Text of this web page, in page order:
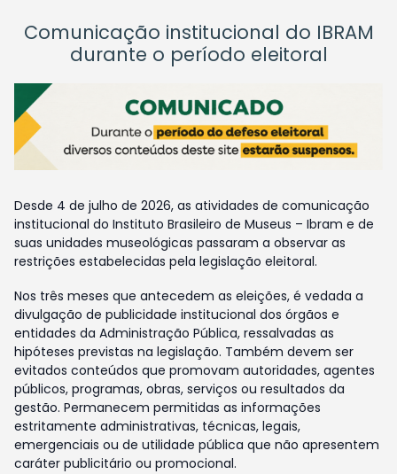
Comunicação institucional do IBRAM
durante o período eleitoral
Desde 4 de julho de 2026, as atividades de comunicação
institucional do Instituto Brasileiro de Museus – Ibram e de
suas unidades museológicas passaram a observar as
restrições estabelecidas pela legislação eleitoral.
Nos três meses que antecedem as eleições, é vedada a
divulgação de publicidade institucional dos órgãos e
entidades da Administração Pública, ressalvadas as
hipóteses previstas na legislação. Também devem ser
evitados conteúdos que promovam autoridades, agentes
públicos, programas, obras, serviços ou resultados da
gestão. Permanecem permitidas as informações
estritamente administrativas, técnicas, legais,
emergenciais ou de utilidade pública que não apresentem
caráter publicitário ou promocional.